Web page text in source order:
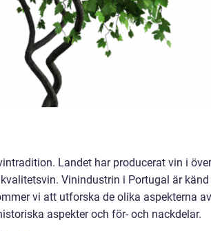
Landet har producerat vin i
Vinindustrin i Portugal är
vi att utforska de olika aspekterna
aspekter och för- och nackdelar.